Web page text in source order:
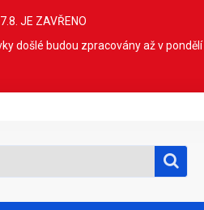
JE ZAVŘENO
došlé budou zpracovány až v pondělí